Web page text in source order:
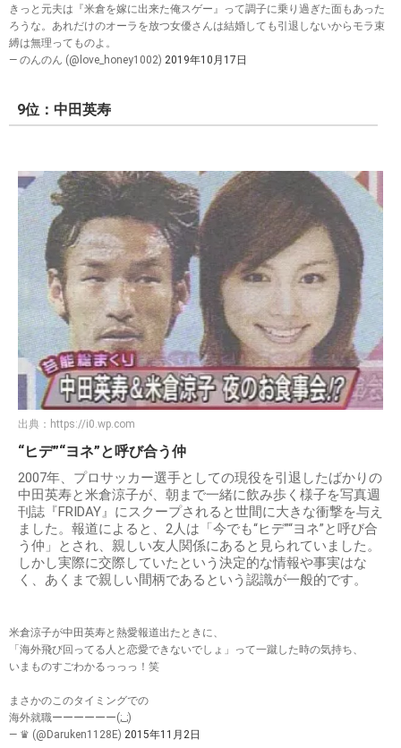
きっと元夫は『米倉を嫁に出来た俺スゲー』って調子に乗り過ぎた面もあった
ろうな。あれだけのオーラを放つ女優さんは結婚しても引退しないからモラ束
縛は無理ってものよ。
— のんのん (@love_honey1002) 2019年10月17日
9位：中田英寿
出典： https://i0.wp.com
“ヒデ”“ヨネ”と呼び合う仲
2007年、プロサッカー選手としての現役を引退したばかりの
中田英寿と米倉涼子が、朝まで一緒に飲み歩く様子を写真週
刊誌『FRIDAY』にスクープされると世間に大きな衝撃を与え
ました。報道によると、2人は「今でも“ヒデ”“ヨネ”と呼び合
う仲」とされ、親しい友人関係にあると見られていました。
しかし実際に交際していたという決定的な情報や事実はな
く、あくまで親しい間柄であるという認識が一般的です。
米倉涼子が中田英寿と熱愛報道出たときに、
「海外飛び回ってる人と恋愛できないでしょ」って一蹴した時の気持ち、
いまものすごわかるっっっ！笑
まさかのこのタイミングでの
海外就職ーーーーーー(;_;)
— ♛ (@Daruken1128E) 2015年11月2日